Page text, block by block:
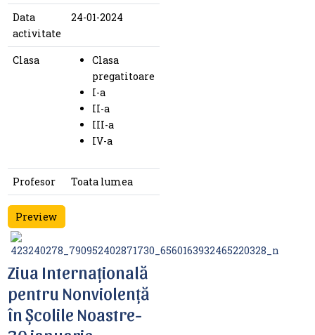
Data
activitate
24-01-2024
Clasa
Clasa
pregatitoare
I-a
II-a
III-a
IV-a
Profesor Toata lumea
Preview
Ziua Internațională
pentru Nonviolență
în Școlile Noastre-